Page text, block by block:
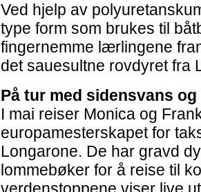
Ved hjelp av
type form som brukes til
fingernemme lærlingene
det sauesultne rovdyret fra
På tur med sidensvans
I mai reiser Monica og
europamesterskapet for
Longarone. De har gravd
lommebøker for å reise til